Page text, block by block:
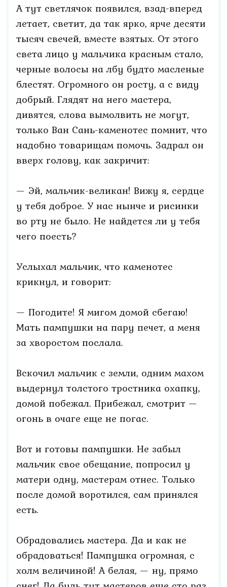
А тут светлячок появился, взад-вперед
летает, светит, да так ярко, ярче десяти
тысяч свечей, вместе взятых. От этого
света лицо у мальчика красным стало,
черные волосы на лбу будто масленые
блестят. Огромного он росту, а с виду
добрый. Глядят на него мастера,
дивятся, слова вымолвить не могут,
только Ван Сань-каменотес помнит, что
надобно товарищам помочь. Задрал он
вверх голову, как закричит:
— Эй, мальчик-великан! Вижу я, сердце
у тебя доброе. У нас нынче и рисинки
во рту не было. Не найдется ли у тебя
чего поесть?
Услыхал мальчик, что каменотес
крикнул, и говорит:
— Погодите! Я мигом домой сбегаю!
Мать пампушки на пару печет, а меня
за хворостом послала.
Вскочил мальчик с земли, одним махом
выдернул толстого тростника охапку,
домой побежал. Прибежал, смотрит —
огонь в очаге еще не погас.
Вот и готовы пампушки. Не забыл
мальчик свое обещание, попросил у
матери одну, мастерам отнес. Только
после домой воротился, сам принялся
есть.
Обрадовались мастера. Да и как не
обрадоваться! Пампушка огромная, с
холм величиной! А белая, — ну, прямо